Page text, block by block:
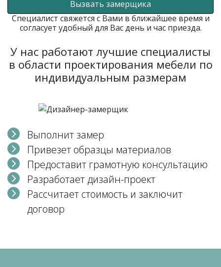
Вызвать замерщика
Специалист свяжется с Вами в ближайшее время и
согласует удобный для Вас день и час приезда.
У нас работают лучшие специалисты
в области проектирования мебели по
индивидуальным размерам
Выполнит замер
Привезет образцы материалов
Предоставит грамотную консультацию
Разработает дизайн-проект
Рассчитает стоимость и заключит
договор